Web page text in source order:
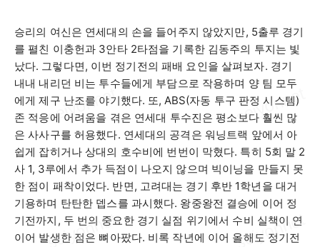
승리의 여신은 연세대의 손을 들어주지 않았지만, 5출루 경기
를 펼친 이충헌과 3안타 2타점을 기록한 김동주의 투지는 빛
났다. 그렇다면, 이번 정기전의 패배 요인을 살펴보자. 경기
내내 내리던 비는 투수들에게 부담으로 작용하며 양 팀 모두
에게 제구 난조를 야기했다. 또, ABS(자동 투구 판정 시스템)
존 적응에 어려움을 겪은 연세대 투수진은 평소보다 훨씬 많
은 사사구를 허용했다. 연세대의 공격은 워닝트랙 앞에서 아
쉽게 잡히거나 상대의 호수비에 번번이 막혔다. 특히 5회 말 2
사 1, 3루에서 추가 득점이 나오지 않으며 빅이닝을 만들지 못
한 점이 패착이었다. 반면, 고려대는 경기 후반 1학년을 대거
기용하며 탄탄한 뎁스를 과시했다. 왕중왕전 결승에 이어 정
기전까지 , 두 번의 중요한 경기 실점 위기에서 수비 실책이 연
이어 발생한 점은 뼈아팠다. 비록 작년에 이어 올해도 정기전